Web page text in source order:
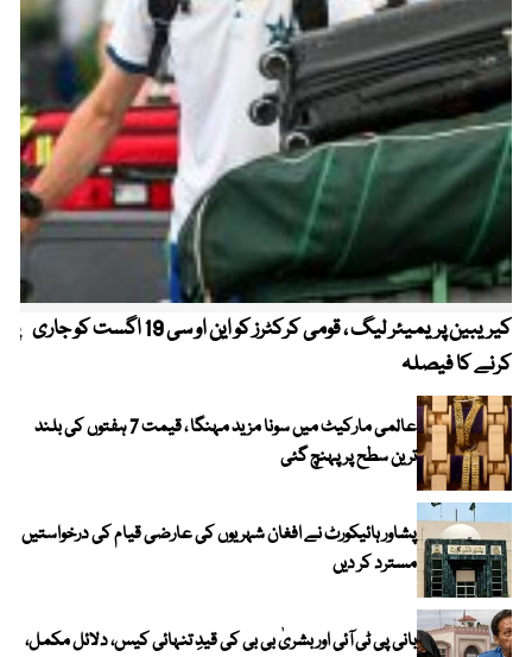
کیریبین پریمیئر لیگ ، قومی کرکٹرز کو این او سی 19 اگست کو جاری
کرنے کا فیصلہ
عالمی مارکیٹ میں سونا مزید مہنگا ، قیمت 7 ہفتوں کی بلند
ترین سطح پر پہنچ گئی
پشاور ہائیکورٹ نے افغان شہریوں کی عارضی قیام کی درخواستیں
مسترد کر دیں
بانی پی ٹی آئی اور بشریٰ بی بی کی قیدِ تنہائی کیس، دلائل مکمل،